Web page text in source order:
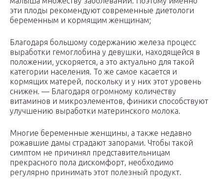
эти плоды рекомендуют современные диетологи
беременным и кормящим женщинам;
Благодаря большому содержанию железа процесс
выработки гемоглобина у девушки, находящейся в
положении, ускоряется, а это актуально для такой
категории населения. То же самое касается и
кормящих матерей, поскольку и у них этот уровень
снижен. — Благодаря огромному количеству
витаминов и микроэлементов, финики способствуют
улучшению выработки материнского молока.
Многие беременные женщины, а также недавно
рожавшие дамы страдают запорами. Чтобы такой
симптом не причинял представительницам
прекрасного пола дискомфорт, необходимо
регулярно принимать этот полезный продукт.